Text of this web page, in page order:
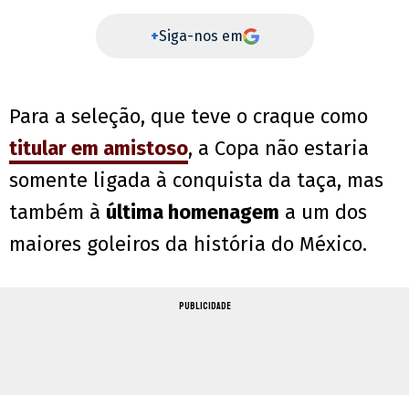
+Siga-nos em
Para a seleção, que teve o craque como
titular em amistoso, a Copa não estaria
somente ligada à conquista da taça, mas
também à última homenagem a um dos
maiores goleiros da história do México.
PUBLICIDADE